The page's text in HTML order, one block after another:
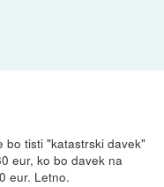
bo tisti "katastrski davek"
eur, ko bo davek na
eur. Letno.